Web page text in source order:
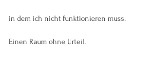
in dem ich nicht funktionieren muss.
Einen Raum ohne Urteil.